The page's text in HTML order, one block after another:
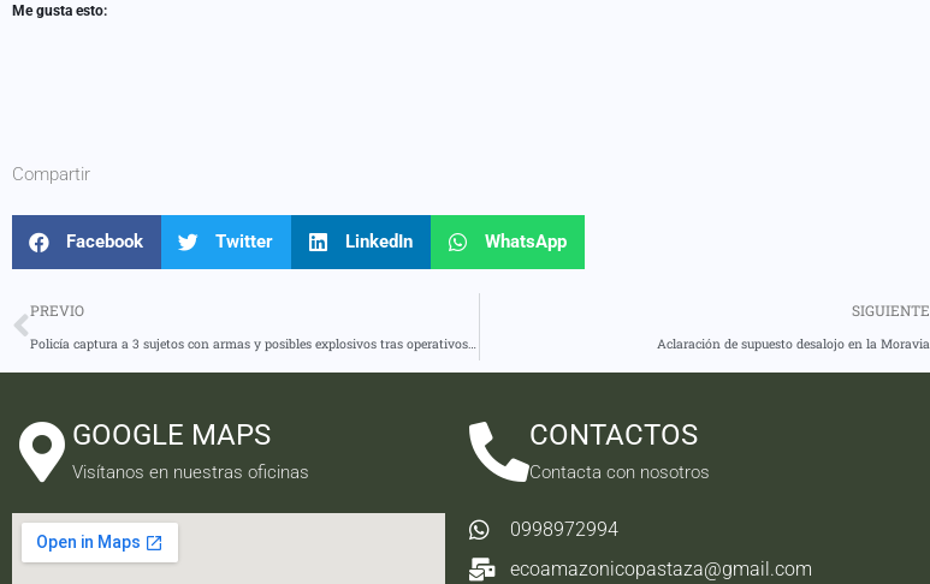
Me gusta esto:
Compartir
Facebook Twitter LinkedIn WhatsApp
PREVIO SIGUIENTE
Aclaración de supuesto desalojo en la Moravia
GOOGLE MAPS
Visítanos en nuestras oficinas
CONTACTOS
Contacta con nosotros
0998972994
ecoamazonicopastaza@gmail.com